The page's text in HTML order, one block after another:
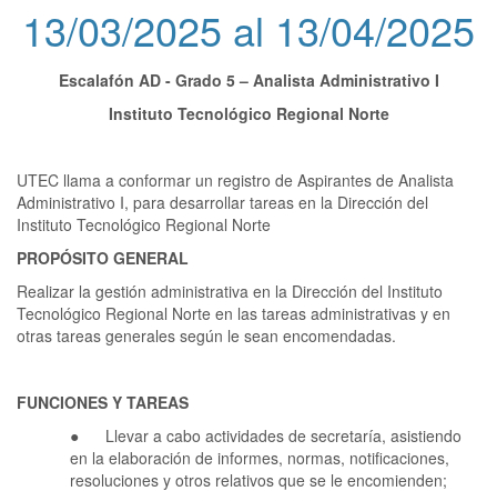
13/03/2025 al 13/04/2025
Escalafón AD - Grado 5 – Analista Administrativo I
Instituto Tecnológico Regional Norte
UTEC llama a conformar un registro de Aspirantes de Analista
Administrativo I, para desarrollar tareas en la Dirección del
Instituto Tecnológico Regional Norte
PROPÓSITO GENERAL
Realizar la gestión administrativa en la Dirección del Instituto
Tecnológico Regional Norte en las tareas administrativas y en
otras tareas generales según le sean encomendadas.
FUNCIONES Y TAREAS
● Llevar a cabo actividades de secretaría, asistiendo
en la elaboración de informes, normas, notificaciones,
resoluciones y otros relativos que se le encomienden;